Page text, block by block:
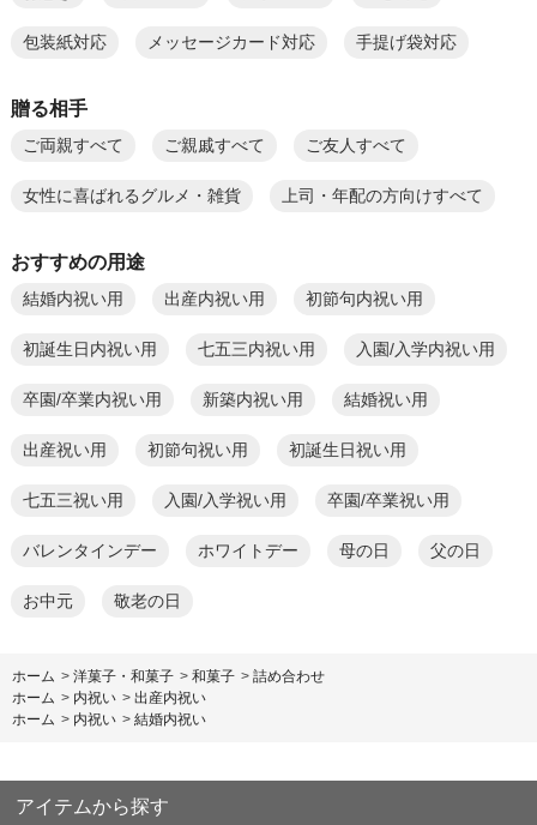
包装紙対応 メッセージカード対応 手提げ袋対応
贈る相手
ご両親すべて ご親戚すべて ご友人すべて
女性に喜ばれるグルメ・雑貨 上司・年配の方向けすべて
おすすめの用途
結婚内祝い用 出産内祝い用 初節句内祝い用
初誕生日内祝い用 七五三内祝い用 入園/入学内祝い用
卒園/卒業内祝い用 新築内祝い用 結婚祝い用
出産祝い用 初節句祝い用 初誕生日祝い用
七五三祝い用 入園/入学祝い用 卒園/卒業祝い用
バレンタインデー ホワイトデー 母の日 父の日
お中元 敬老の日
ホーム > 洋菓子・和菓子 > 和菓子 > 詰め合わせ
ホーム > 内祝い > 出産内祝い
ホーム > 内祝い > 結婚内祝い
アイテムから探す